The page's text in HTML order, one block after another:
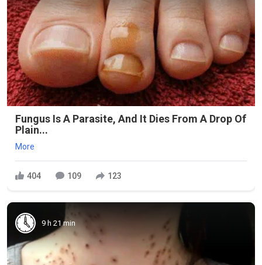
Fungus Is A Parasite, And It Dies From A Drop Of
Plain...
More
404 109 123
9 h 21 min